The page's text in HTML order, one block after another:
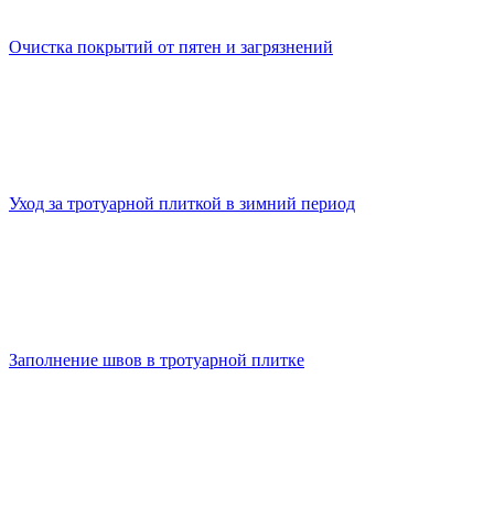
Очистка покрытий от пятен и загрязнений
Уход за тротуарной плиткой в зимний период
Заполнение швов в тротуарной плитке